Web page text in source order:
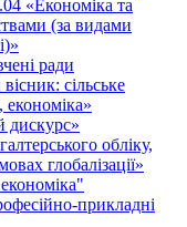
«Економіка та
(за видами
ради
сільське
економіка»
дискурс»
обліку,
глобалізації»
прикладні